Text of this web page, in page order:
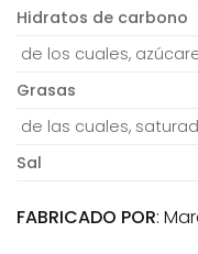
Hidratos de carbono
de los cuales,
Grasas
de las cuales,
Sal
FABRICADO POR: